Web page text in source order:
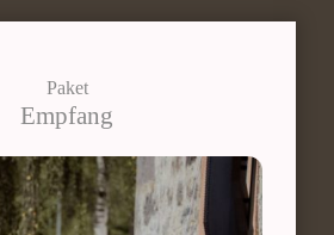
Paket
Empfang